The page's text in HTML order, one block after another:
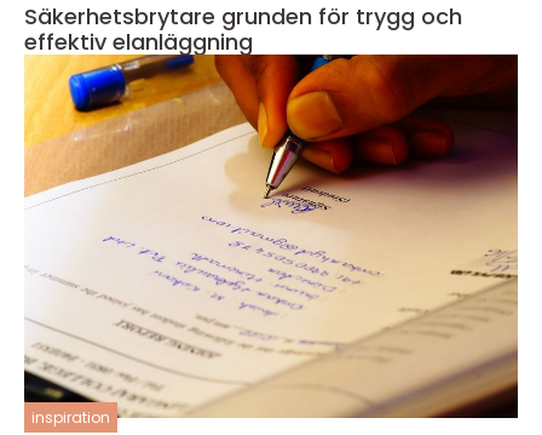
Säkerhetsbrytare grunden för trygg och
effektiv elanläggning
inspiration